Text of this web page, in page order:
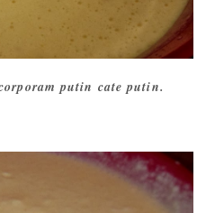
putin cate putin.